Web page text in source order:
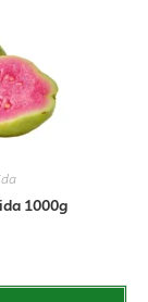
1000g